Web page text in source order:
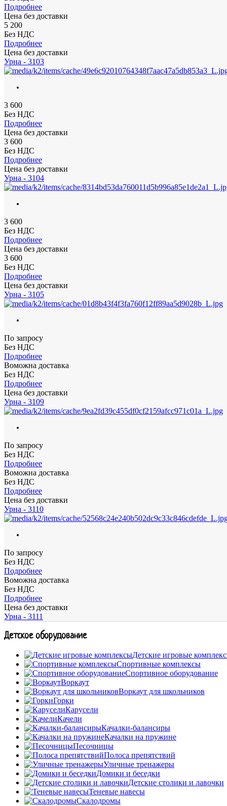
Подробнее
Цена без доставки
5 200
Без НДС
Подробнее
Цена без доставки
Урна - 3103
3 600
Без НДС
Подробнее
Цена без доставки
3 600
Без НДС
Подробнее
Цена без доставки
Урна - 3104
3 600
Без НДС
Подробнее
Цена без доставки
3 600
Без НДС
Подробнее
Цена без доставки
Урна - 3105
По запросу
Без НДС
Подробнее
Воможна доставка
Без НДС
Подробнее
Цена без доставки
Урна - 3109
По запросу
Без НДС
Подробнее
Воможна доставка
Без НДС
Подробнее
Цена без доставки
Урна - 3110
По запросу
Без НДС
Подробнее
Воможна доставка
Без НДС
Подробнее
Цена без доставки
Урна - 3111
Детское оборудование
Детские игровые
Спортивные комплексы
Спортивное оборудование
Воркаут
Воркаут для школьников
Горки
Карусели
Качели
Качалки-балансиры
Качалки на пружине
Песочницы
Полоса препятствий
Уличные тренажеры
Домики и беседки
Детские столики и лавочки
Теневые навесы
Скалодромы